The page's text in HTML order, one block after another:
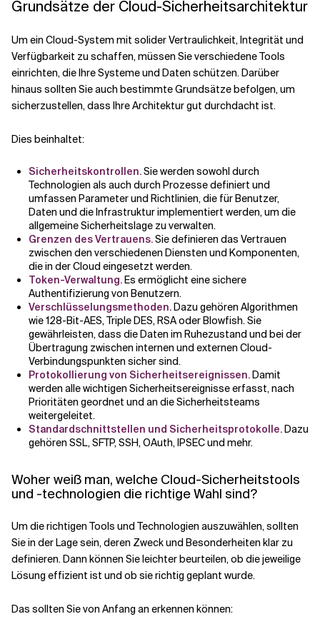
Grundsätze der Cloud-Sicherheitsarchitektur
Um ein Cloud-System mit solider Vertraulichkeit, Integrität und
Verfügbarkeit zu schaffen, müssen Sie verschiedene Tools
einrichten, die Ihre Systeme und Daten schützen. Darüber
hinaus sollten Sie auch bestimmte Grundsätze befolgen, um
sicherzustellen, dass Ihre Architektur gut durchdacht ist.
Dies beinhaltet:
Sicherheitskontrollen.Sie werden sowohl durch
Technologien als auch durch Prozesse definiert und
umfassen Parameter und Richtlinien, die für Benutzer,
Daten und die Infrastruktur implementiert werden, um die
allgemeine Sicherheitslage zu verwalten.
Grenzen des Vertrauens.Sie definieren das Vertrauen
zwischen den verschiedenen Diensten und Komponenten,
die in der Cloud eingesetzt werden.
Token-Verwaltung.Es ermöglicht eine sichere
Authentifizierung von Benutzern.
Verschlüsselungsmethoden.Dazu gehören Algorithmen
wie 128-Bit-AES, Triple DES, RSA oder Blowfish. Sie
gewährleisten, dass die Daten im Ruhezustand und bei der
Übertragung zwischen internen und externen Cloud-
Verbindungspunkten sicher sind.
Protokollierung von Sicherheitsereignissen.Damit
werden alle wichtigen Sicherheitsereignisse erfasst, nach
Prioritäten geordnet und an die Sicherheitsteams
weitergeleitet.
Standardschnittstellen und Sicherheitsprotokolle.Dazu
gehören SSL, SFTP, SSH, OAuth, IPSEC und mehr.
Woher weiß man, welche Cloud-Sicherheitstools
und -technologien die richtige Wahl sind?
Um die richtigen Tools und Technologien auszuwählen, sollten
Sie in der Lage sein, deren Zweck und Besonderheiten klar zu
definieren. Dann können Sie leichter beurteilen, ob die jeweilige
Lösung effizient ist und ob sie richtig geplant wurde.
Das sollten Sie von Anfang an erkennen können: